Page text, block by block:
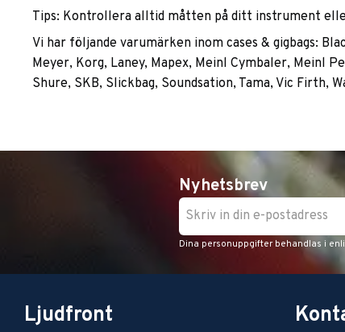
Tips: Kontrollera alltid måtten på ditt instrument
Vi har följande varumärken inom cases & gigbags:
Meyer, Korg, Laney, Mapex, Meinl Cymbaler, Meinl
Shure, SKB, Slickbag, Soundsation, Tama, Vic Firth,
Nyhetsbrev
Dina personuppgifter behandlas i
Ljudfront